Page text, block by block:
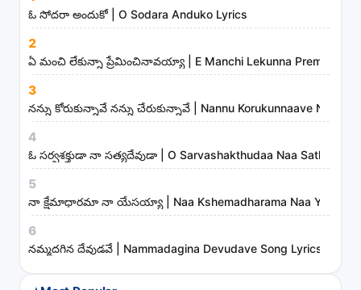
o
n
g
s
,
a
r
t
t
s
ఓ సోదరా అందుకో | O Sodara Anduko Lyrics
2
ఏ మంచి లేకున్నా ప్రేమించినావయ్యా | E Manchi Lekunna
3
నన్ను కోరుకున్నావే నన్ను చేరుకున్నావే | Nannu Korukunnaave Nannu
4
ఓ సర్వశక్తుడా నా సత్యదేవుడా | O Sarvashakthudaa Naa
5
నా క్షేమాధారమా నా యేసయ్యా | Naa Kshemadharama Naa Yesayya
6
నమ్మదగిన దేవుడవే | Nammadagina Devudave Song Lyrics